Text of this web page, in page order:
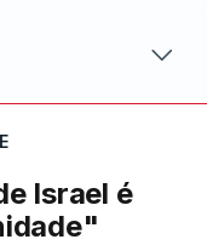
Israel é